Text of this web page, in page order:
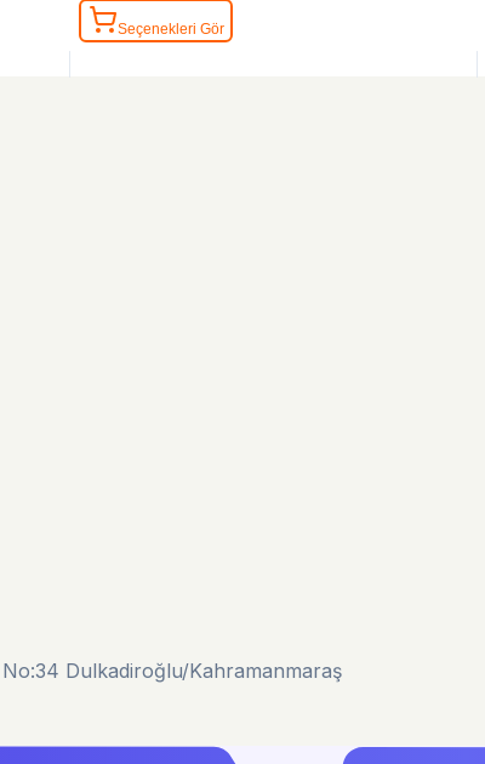
Seçenekleri Gör
Dulkadiroğlu/Kahramanmaraş